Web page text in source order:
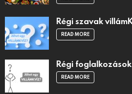
Régi szavak
READ MORE
Régi foglalkozások
READ MORE